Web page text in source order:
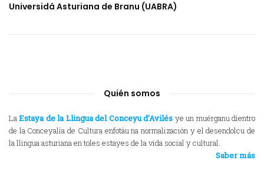
Universidá Asturiana de Branu (UABRA)
Quién somos
LaEstaya de la Llingua del Conceyu d’Avilés ye un muérganu dientro
de la Conceyalía de Cultura enfotáu na normalización y el desendolcu de
la llingua asturiana en toles estayes de la vida social y cultural.
Saber más